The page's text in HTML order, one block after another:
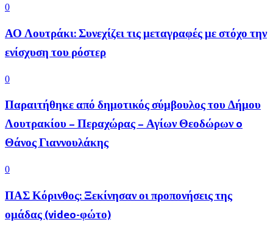
0
ΑΟ Λουτράκι: Συνεχίζει τις μεταγραφές με στόχο την
ενίσχυση του ρόστερ
0
Παραιτήθηκε από δημοτικός σύμβουλος του Δήμου
Λουτρακίου – Περαχώρας – Αγίων Θεοδώρων o
Θάνος Γιαννουλάκης
0
ΠΑΣ Κόρινθος: Ξεκίνησαν οι προπονήσεις της
ομάδας (video-φώτο)